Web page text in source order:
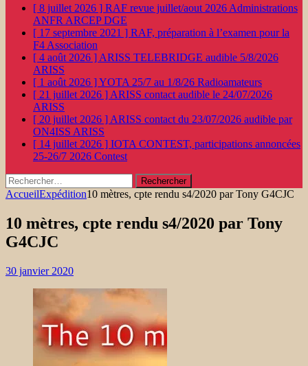
[ 8 juillet 2026 ] RAF revue juillet/aout 2026 Administrations
ANFR ARCEP DGE
[ 17 septembre 2021 ] RAF, préparation à l’examen pour la
F4 Association
[ 4 août 2026 ] ARISS TELEBRIDGE audible 5/8/2026
ARISS
[ 1 août 2026 ]YOTA 25/7 au 1/8/26 Radioamateurs
[ 21 juillet 2026 ] ARISS contact audible le 24/07/2026
ARISS
[ 20 juillet 2026 ] ARISS contact du 23/07/2026 audible par
ON4ISS ARISS
[ 14 juillet 2026 ] IOTA CONTEST, participations annoncées
25-26/7 2026 Contest
Rechercher :
AccueilExpédition10 mètres, cpte rendu s4/2020 par Tony G4CJC
10 mètres, cpte rendu s4/2020 par Tony
G4CJC
30 janvier 2020